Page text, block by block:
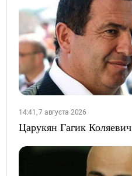
14:41, 7 августа 2026
Царукян Гагик Коляевич